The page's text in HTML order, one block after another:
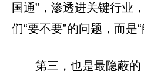
国通”，渗透进关键行业
们“要不要”的问题，而是
第三，也是最隐蔽